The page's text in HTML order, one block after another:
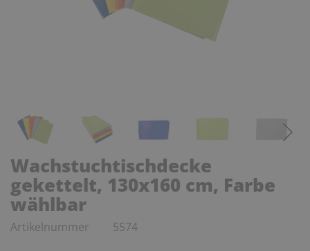
Wachstuchtischdecke
gekettelt, 130x160 cm, Farbe
wählbar
Artikelnummer 5574